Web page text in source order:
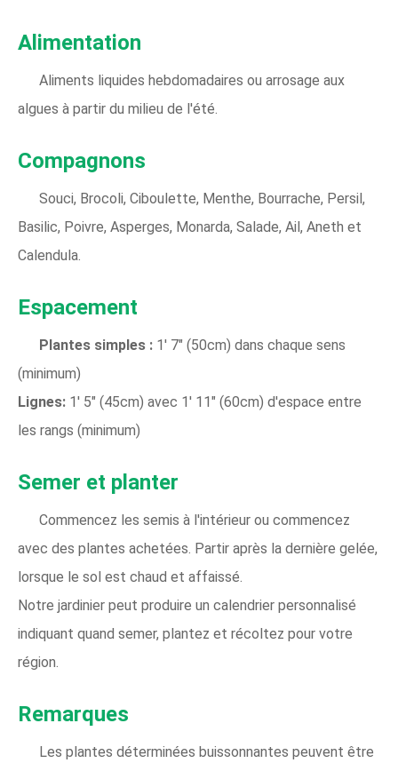
Alimentation
Aliments liquides hebdomadaires ou arrosage aux
algues à partir du milieu de l'été.
Compagnons
Souci, Brocoli, Ciboulette, Menthe, Bourrache, Persil,
Basilic, Poivre, Asperges, Monarda, Salade, Ail, Aneth et
Calendula.
Espacement
Plantes simples : 1' 7" (50cm) dans chaque sens
(minimum)
Lignes: 1' 5" (45cm) avec 1' 11" (60cm) d'espace entre
les rangs (minimum)
Semer et planter
Commencez les semis à l'intérieur ou commencez
avec des plantes achetées. Partir après la dernière gelée,
lorsque le sol est chaud et affaissé.
Notre jardinier peut produire un calendrier personnalisé
indiquant quand semer, plantez et récoltez pour votre
région.
Remarques
Les plantes déterminées buissonnantes peuvent être